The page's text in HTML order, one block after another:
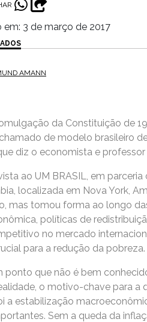
em: 3 de março de 2017
AMANN
da Constituição de
de modelo brasileiro
diz o economista e
ao UM BRASIL, em
localizada em Nova York,
mas tomou forma ao longo
políticas de
no mercado
para a redução da pobreza.
ponto que não é bem
o motivo-chave para a
a estabilização
Sem a queda da